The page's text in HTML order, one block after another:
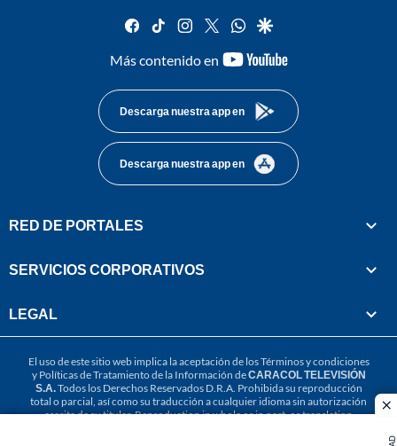
facebook
tiktok instagram
twitterwhatsapp
google
Más contenido en
youtube-
Descarga nuestra app en
Descarga nuestra app en
RED DE PORTALES
SERVICIOS CORPORATIVOS
LEGAL
El uso de este sitio web implica la aceptación de losTérminos y condiciones
y Políticas de Tratamiento de la Información deCARACOL TELEVISIÓN
S.A.Todos los Derechos Reservados D.R.A. Prohibida su reproducción
total o parcial, así como su traducción a cualquier idioma sin autorización
escrita de su titular. Reproduction in whole or in part, or translation